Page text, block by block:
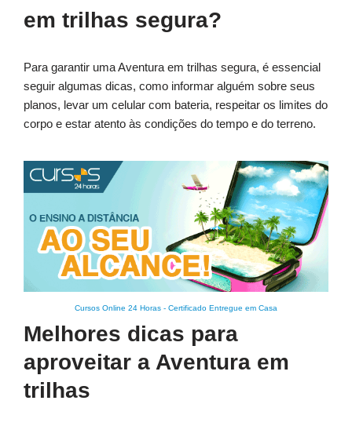
em trilhas segura?
Para garantir uma Aventura em trilhas segura, é essencial
seguir algumas dicas, como informar alguém sobre seus
planos, levar um celular com bateria, respeitar os limites do
corpo e estar atento às condições do tempo e do terreno.
Cursos Online 24 Horas - Certificado Entregue em Casa
Melhores dicas para
aproveitar a Aventura em
trilhas